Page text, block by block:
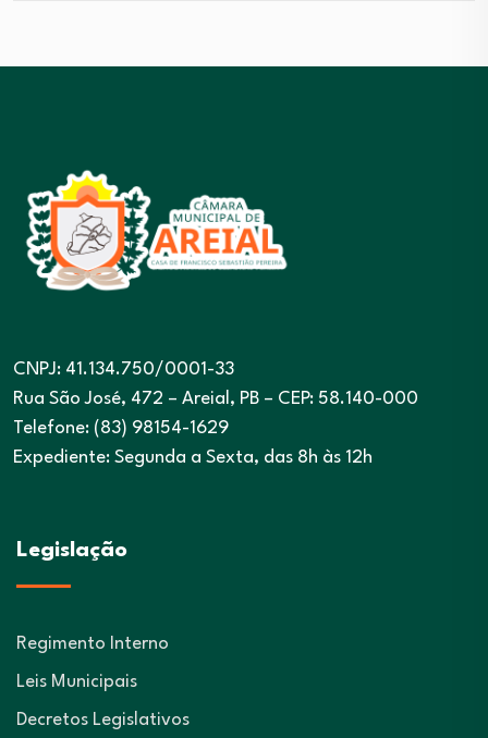
CNPJ: 41.134.750/0001-33
Rua São José, 472 – Areial, PB – CEP: 58.140-000
Telefone: (83) 98154-1629
Expediente: Segunda a Sexta, das 8h às 12h
Legislação
Regimento Interno
Leis Municipais
Decretos Legislativos